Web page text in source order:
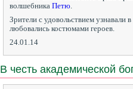
волшебника Петю
Зрители с удовольствием узнавали
любовались костюмами героев.
24.01.14
В честь академической